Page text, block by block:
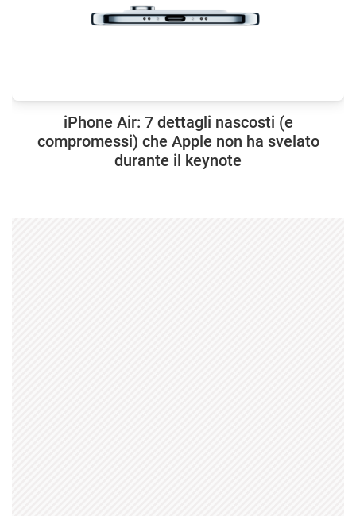
iPhone Air: 7 dettagli nascosti (e
compromessi) che Apple non ha svelato
durante il keynote